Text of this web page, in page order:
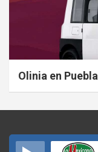
Olinia en Puebla